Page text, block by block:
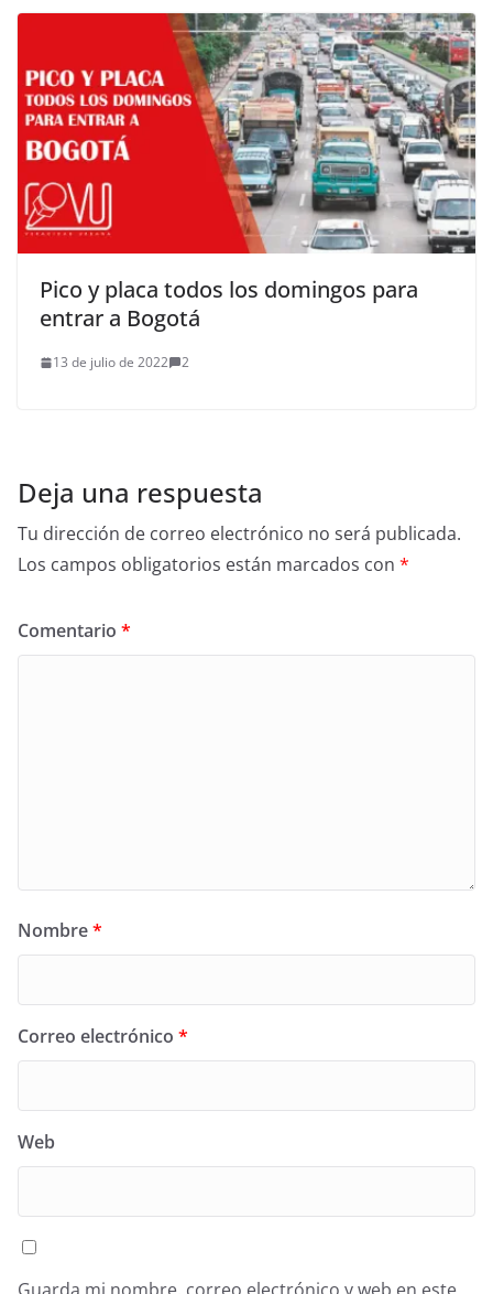
Pico y placa todos los domingos para
entrar a Bogotá
13 de julio de 2022 2
Deja una respuesta
Tu dirección de correo electrónico no será publicada.
Los campos obligatorios están marcados con *
Comentario *
Nombre*
Correo electrónico *
Web